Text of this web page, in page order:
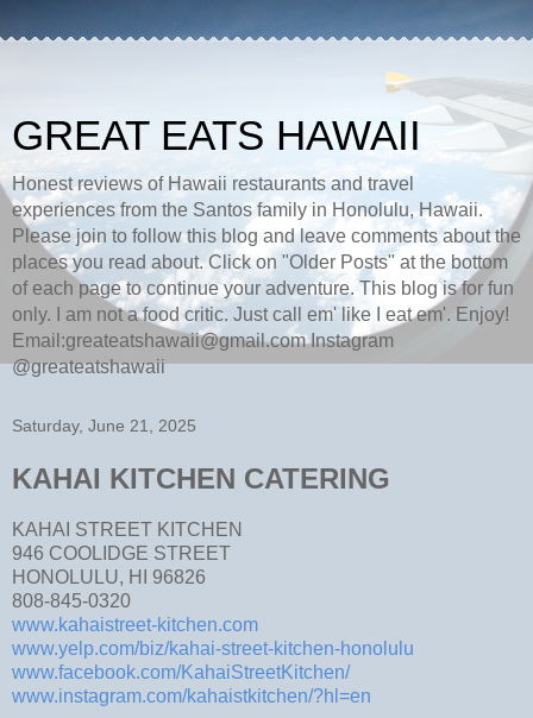
GREAT EATS HAWAII
Honest reviews of Hawaii restaurants and travel
experiences from the Santos family in Honolulu, Hawaii.
Please join to follow this blog and leave comments about the
places you read about. Click on "Older Posts" at the bottom
of each page to continue your adventure. This blog is for fun
only. I am not a food critic. Just call em' like I eat em'. Enjoy!
Email:greateatshawaii@gmail.com Instagram
@greateatshawaii
Saturday, June 21, 2025
KAHAI KITCHEN CATERING
KAHAI STREET KITCHEN
946 COOLIDGE STREET
HONOLULU, HI 96826
808-845-0320
www.kahaistreet-kitchen.com
www.yelp.com/biz/kahai-street-kitchen-honolulu
www.facebook.com/KahaiStreetKitchen/
www.instagram.com/kahaistkitchen/?hl=en